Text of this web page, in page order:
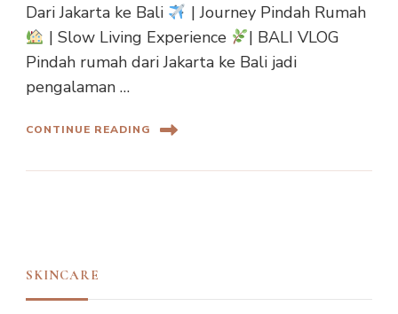
Dari Jakarta ke Bali
| Journey Pindah Rumah
| Slow Living Experience
| BALI VLOG
Pindah rumah dari Jakarta ke Bali jadi
pengalaman …
CONTINUE READING
SKINCARE